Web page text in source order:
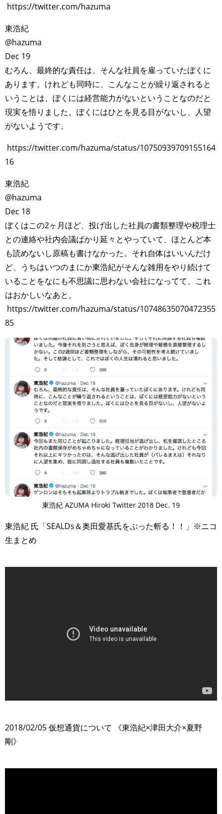
https://twitter.com/hazuma
東浩紀
‏@hazuma
Dec 19
むろん、最終的な責任は、そんな社員を雇っていたぼくに
あります。けれども同時に、こんなことが繰り返されると
いうことは、ぼくには経営能力がないということなのだと
現実を悟りました。ぼくにはひとを見る目がないし、人望
がないようです。
https://twitter.com/hazuma/status/10750939709155164
16
東浩紀
@hazuma
Dec 18
ぼくはこの2ヶ月ほど、投げ出した社員の書類整理や税理士
との連絡や社内会議ばかり延々とやっていて、ほとんど本
も読めないし原稿も書けなかった。それ自体はいいんだけ
ど、うちはいつのまにか東浩紀がそんな雑用をやり続けて
いることをなにも不思議に思わない会社になってて、これ
はおかしいなあと。
https://twitter.com/hazuma/status/10748635070472355
85
東浩紀 AZUMA Hiroki Twitter 2018 Dec. 19
東浩紀 氏「SEALDs＆奥田愛基氏をぶった斬る！！」※ニコ
生まとめ
2018/02/05 仮想通貨について 《東浩紀×津田大介×夏野
剛》